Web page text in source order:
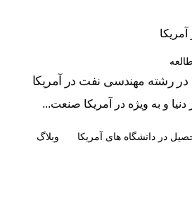
رشته مهندسی نفت در آمریکا
و به ویژه در آمریکا صنعت...
در دانشگاه های آمریکا وبلاگ